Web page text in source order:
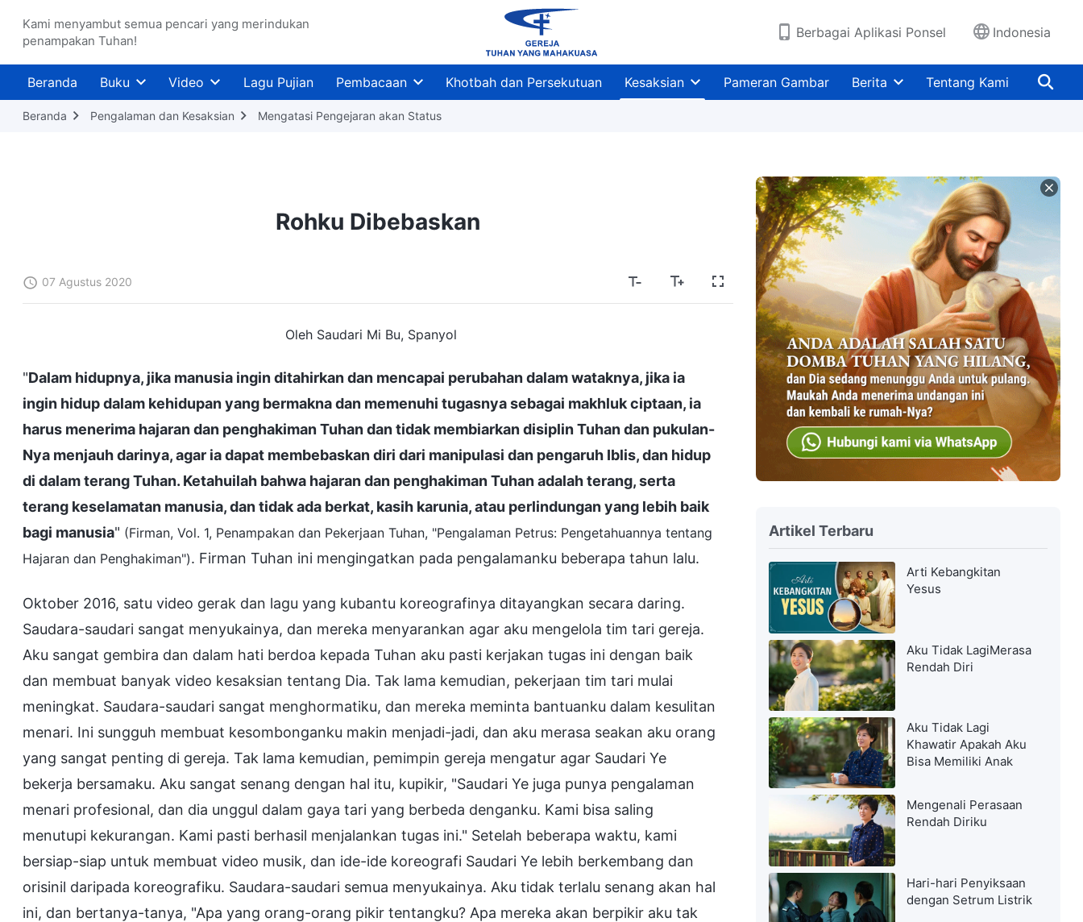
Kami menyambut semua pencari yang merindukan
penampakan Tuhan!
Berbagai Aplikasi Ponsel Indonesia
Beranda Buku Video Lagu Pujian Pembacaan Khotbah dan Persekutuan Kesaksian Pameran Gambar Berita Tentang Kami
Beranda Pengalaman dan Kesaksian Mengatasi Pengejaran akan Status
Rohku Dibebaskan
07 Agustus 2020
Oleh Saudari Mi Bu, Spanyol
"Dalam hidupnya, jika manusia ingin ditahirkan dan mencapai perubahan dalam wataknya, jika ia
ingin hidup dalam kehidupan yang bermakna dan memenuhi tugasnya sebagai makhluk ciptaan, ia
harus menerima hajaran dan penghakiman Tuhan dan tidak membiarkan disiplin Tuhan dan pukulan-
Nya menjauh darinya, agar ia dapat membebaskan diri dari manipulasi dan pengaruh Iblis, dan hidup
di dalam terang Tuhan. Ketahuilah bahwa hajaran dan penghakiman Tuhan adalah terang, serta
terang keselamatan manusia, dan tidak ada berkat, kasih karunia, atau perlindungan yang lebih baik
bagi manusia" (Firman, Vol. 1, Penampakan dan Pekerjaan Tuhan, "Pengalaman Petrus: Pengetahuannya tentang
Hajaran dan Penghakiman"). Firman Tuhan ini mengingatkan pada pengalamanku beberapa tahun lalu.
Oktober 2016, satu video gerak dan lagu yang kubantu koreografinya ditayangkan secara daring.
Saudara-saudari sangat menyukainya, dan mereka menyarankan agar aku mengelola tim tari gereja.
Aku sangat gembira dan dalam hati berdoa kepada Tuhan aku pasti kerjakan tugas ini dengan baik
dan membuat banyak video kesaksian tentang Dia. Tak lama kemudian, pekerjaan tim tari mulai
meningkat. Saudara-saudari sangat menghormatiku, dan mereka meminta bantuanku dalam kesulitan
menari. Ini sungguh membuat kesombonganku makin menjadi-jadi, dan aku merasa seakan aku orang
yang sangat penting di gereja. Tak lama kemudian, pemimpin gereja mengatur agar Saudari Ye
bekerja bersamaku. Aku sangat senang dengan hal itu, kupikir, "Saudari Ye juga punya pengalaman
menari profesional, dan dia unggul dalam gaya tari yang berbeda denganku. Kami bisa saling
menutupi kekurangan. Kami pasti berhasil menjalankan tugas ini." Setelah beberapa waktu, kami
bersiap-siap untuk membuat video musik, dan ide-ide koreografi Saudari Ye lebih berkembang dan
orisinil daripada koreografiku. Saudara-saudari semua menyukainya. Aku tidak terlalu senang akan hal
ini, dan bertanya-tanya, "Apa yang orang-orang pikir tentangku? Apa mereka akan berpikir aku tak
Artikel Terbaru
Arti Kebangkitan
Yesus
Aku Tidak LagiMerasa
Rendah Diri
Aku Tidak Lagi
Khawatir Apakah Aku
Bisa Memiliki Anak
Mengenali Perasaan
Rendah Diriku
Hari-hari Penyiksaan
dengan Setrum Listrik